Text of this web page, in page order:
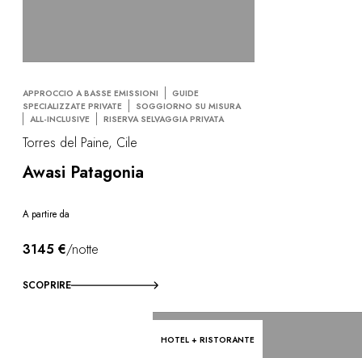
APPROCCIO A BASSE EMISSIONI
GUIDE
SPECIALIZZATE PRIVATE
SOGGIORNO SU MISURA
ALL-INCLUSIVE
RISERVA SELVAGGIA PRIVATA
Torres del Paine, Cile
Awasi Patagonia
A partire da
3145 €/notte
SCOPRIRE
HOTEL + RISTORANTE